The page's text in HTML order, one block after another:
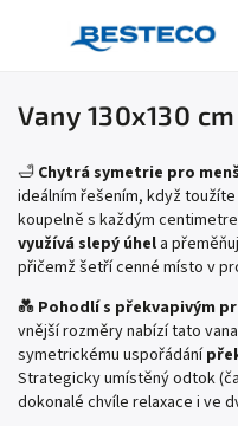
Vany 130x130 cm
🛁 Chytrá symetrie pro
ideálním řešením, když
koupelně s každým
využívá slepý úhel a
přičemž šetří cenné místo v
💑 Pohodlí s překvapivým
vnější rozměry nabízí tato
symetrickému uspořádání
Strategicky umístěný odtok
dokonalé chvíle relaxace i ve